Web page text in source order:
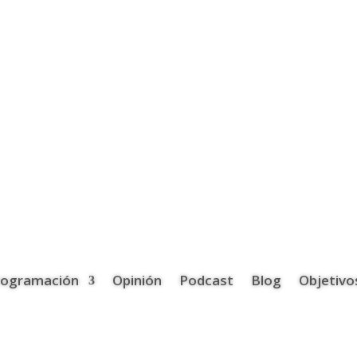
Opinión Podcast Blog